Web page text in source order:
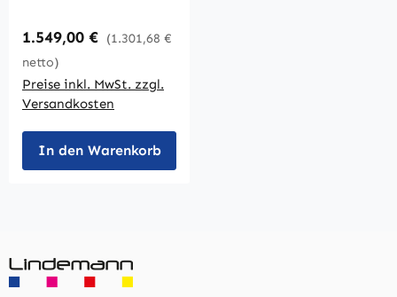
Regulärer Preis:
1.549,00 € (1.301,68 €
netto)
Preise inkl. MwSt. zzgl.
Versandkosten
In den Warenkorb